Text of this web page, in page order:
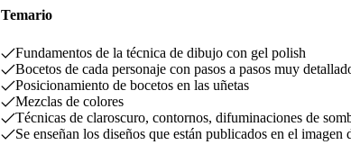
Temario
Fundamentos de la técnica de dibujo con gel polish
Bocetos de cada personaje con pasos a pasos muy
Posicionamiento de bocetos en las uñetas
Mezclas de colores
Técnicas de claroscuro, contornos, difuminaciones de
Se enseñan los diseños que están publicados en el imagen